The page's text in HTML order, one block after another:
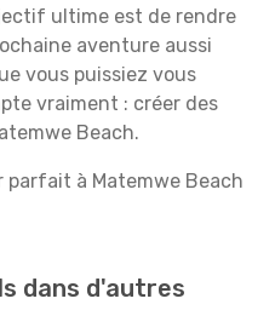
ultime est de rendre
aventure aussi
vous puissiez vous
vraiment : créer des
Beach.
à Matemwe Beach
dans d'autres